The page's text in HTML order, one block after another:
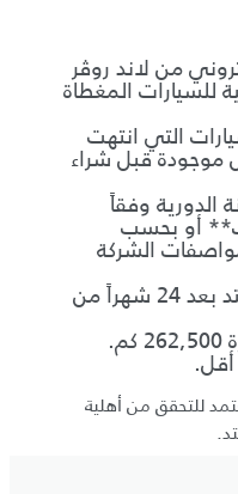
من لاند روڤر
للسيارات المغطاة
التي انتهت
موجودة قبل شراء
الدورية وفقاً
أو بحسب
الشركة
يمكن الآن شراء الضمان الممتد بعد 24 شهراً من
للتحقق من أهلية